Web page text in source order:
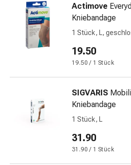
Elastische
Wundbinden
Kompressen
Fixationspflaster
Gazen
Kompressionsbinden
Pflaster
Pflasterbinden,
Zubehör
Schlauch-
Actimove
Kniebandage
1 Stück, L,
19.50
19.50 / 1 Stück
SIGVARIS
Kniebandage
1 Stück, L
31.90
31.90 / 1 Stück